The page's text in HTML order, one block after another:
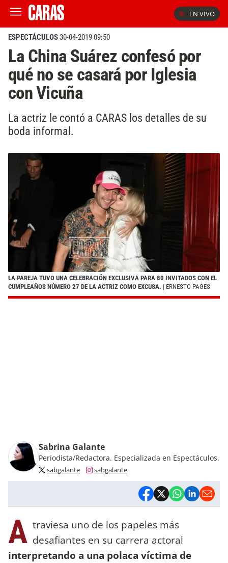
EN VIVO
ESPECTÁCULOS30-04-2019 09:50
La China Suárez confesó por
qué no se casará por Iglesia
con Vicuña
La actriz le contó a CARAS los detalles de su
boda informal.
LA PAREJA TUVO UNA CELEBRACIÓN EXCLUSIVA PARA 80 INVITADOS CON EL
CUMPLEAÑOS NÚMERO 27 DE LA ACTRIZ COMO EXCUSA. | ERNESTO PAGES
Sabrina Galante
Periodista/Redactora. Especializada en Espectáculos.
sabgalante sabgalante
A traviesa uno de los papeles más
desafiantes en su carrera actoral
interpretando a una polaca víctima de